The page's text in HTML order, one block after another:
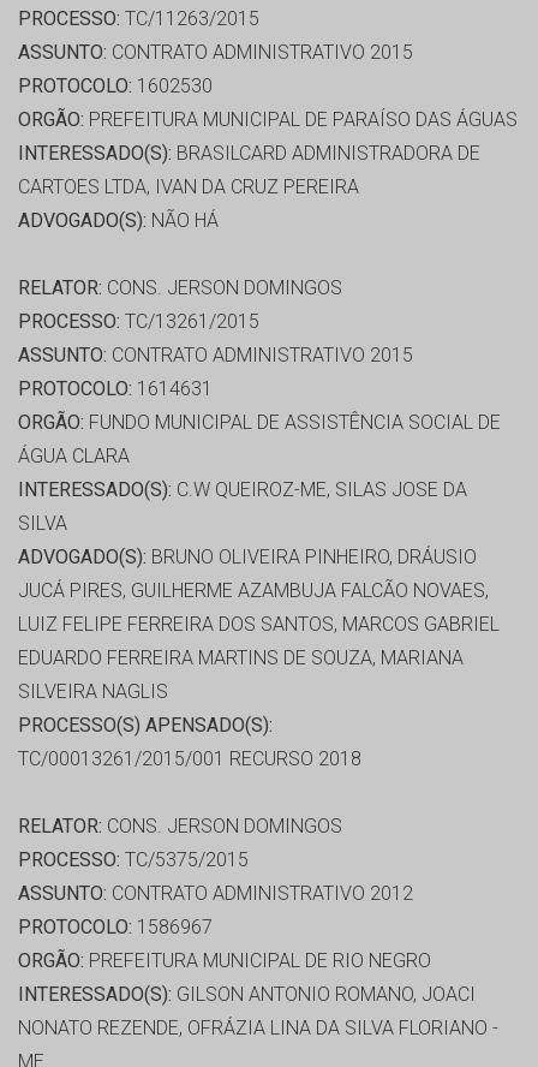
PROCESSO: TC/11263/2015
ASSUNTO: CONTRATO ADMINISTRATIVO 2015
PROTOCOLO: 1602530
ORGÃO: PREFEITURA MUNICIPAL DE PARAÍSO DAS ÁGUAS
INTERESSADO(S): BRASILCARD ADMINISTRADORA DE
CARTOES LTDA, IVAN DA CRUZ PEREIRA
ADVOGADO(S): NÃO HÁ
RELATOR: CONS. JERSON DOMINGOS
PROCESSO: TC/13261/2015
ASSUNTO: CONTRATO ADMINISTRATIVO 2015
PROTOCOLO: 1614631
ORGÃO: FUNDO MUNICIPAL DE ASSISTÊNCIA SOCIAL DE
ÁGUA CLARA
INTERESSADO(S): C.W QUEIROZ-ME, SILAS JOSE DA
SILVA
ADVOGADO(S): BRUNO OLIVEIRA PINHEIRO, DRÁUSIO
JUCÁ PIRES, GUILHERME AZAMBUJA FALCÃO NOVAES,
LUIZ FELIPE FERREIRA DOS SANTOS, MARCOS GABRIEL
EDUARDO FERREIRA MARTINS DE SOUZA, MARIANA
SILVEIRA NAGLIS
PROCESSO(S) APENSADO(S):
TC/00013261/2015/001 RECURSO 2018
RELATOR: CONS. JERSON DOMINGOS
PROCESSO: TC/5375/2015
ASSUNTO: CONTRATO ADMINISTRATIVO 2012
PROTOCOLO: 1586967
ORGÃO: PREFEITURA MUNICIPAL DE RIO NEGRO
INTERESSADO(S): GILSON ANTONIO ROMANO, JOACI
NONATO REZENDE, OFRÁZIA LINA DA SILVA FLORIANO -
ME